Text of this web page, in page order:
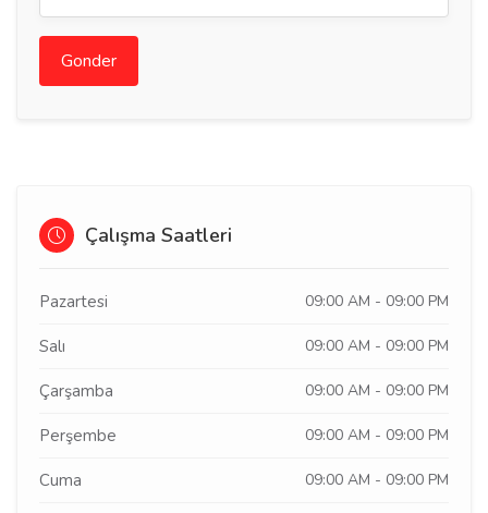
Gonder
Çalışma Saatleri
Pazartesi 09:00 AM - 09:00 PM
Salı 09:00 AM - 09:00 PM
Çarşamba 09:00 AM - 09:00 PM
Perşembe 09:00 AM - 09:00 PM
Cuma 09:00 AM - 09:00 PM